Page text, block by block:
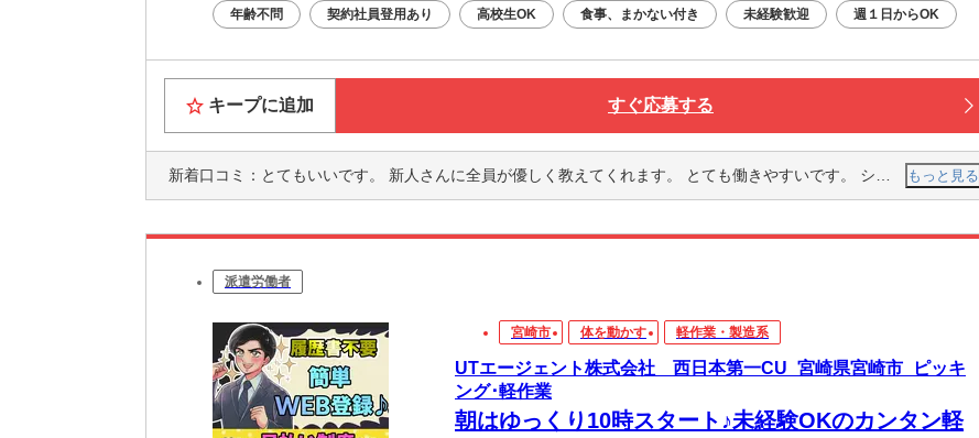
年齢不問 契約社員登用あり 高校生OK 食事、まかない付き 未経験歓迎 週１日からOK
キープに追加 すぐ応募する
新着口コミ： とてもいいです。 新人さんに全員が優しく教えてくれます。 とても働きやすいです。 シフトも融通してくれます。 もっと見る
派遣労働者
宮崎市 体を動かす 軽作業・製造系
UTエージェント株式会社 西日本第一CU_宮崎県宮崎市_ピッキ
ング･軽作業
朝はゆっくり10時スタート♪未経験OKのカンタン軽